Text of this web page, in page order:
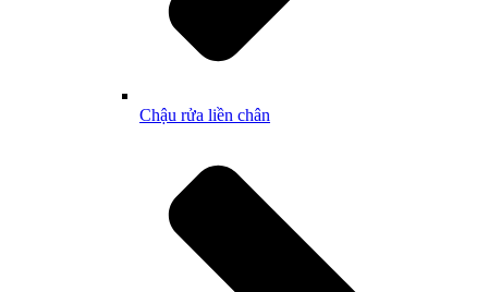
Chậu rửa liền chân